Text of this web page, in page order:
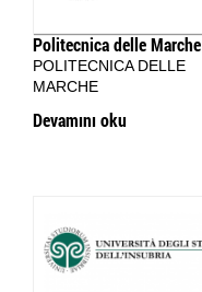
Politecnica delle Marche
POLITECNICA DELLE
MARCHE
Devamını oku